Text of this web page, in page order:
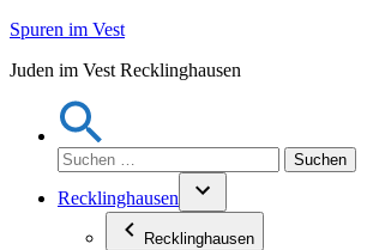
Zum
springen
Spuren im Vest
Juden im Vest Recklinghausen
Suchen
nach:
Recklinghausen
Recklinghausen